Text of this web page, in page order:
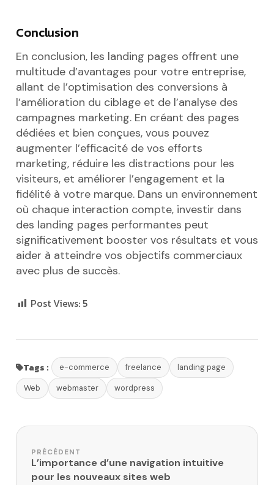
Conclusion
En conclusion, les landing pages offrent une
multitude d’avantages pour votre entreprise,
allant de l’optimisation des conversions à
l’amélioration du ciblage et de l’analyse des
campagnes marketing. En créant des pages
dédiées et bien conçues, vous pouvez
augmenter l’efficacité de vos efforts
marketing, réduire les distractions pour les
visiteurs, et améliorer l’engagement et la
fidélité à votre marque. Dans un environnement
où chaque interaction compte, investir dans
des landing pages performantes peut
significativement booster vos résultats et vous
aider à atteindre vos objectifs commerciaux
avec plus de succès.
Post Views: 5
Tags : e-commerce freelance
landing page
Web
webmaster wordpress
Navigation de l’article
PRÉCÉDENT
L’importance d’une navigation intuitive
pour les nouveaux sites web